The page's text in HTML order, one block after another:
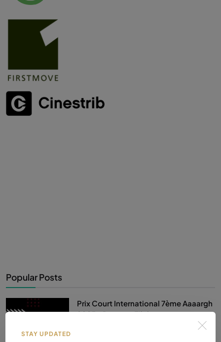
Popular Posts
Prix Court International 7ème Aaaargh
2025 - Romane Eilahtan...
STAY UPDATED